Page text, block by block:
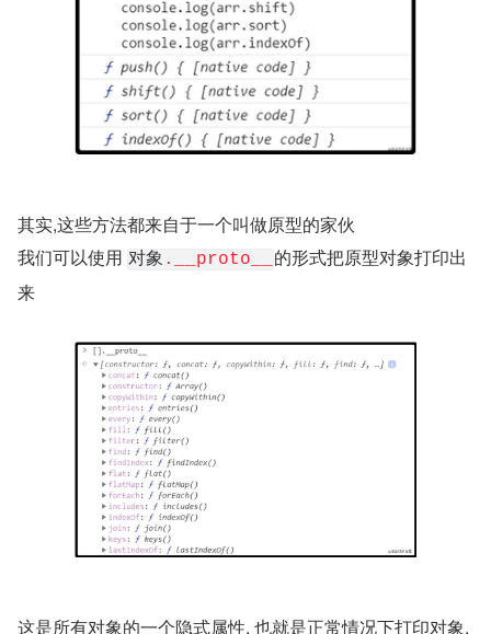
其实,这些方法都来自于一个叫做原型的家伙
我们可以使用 对象 .__proto__
的形式把原型对象打印出
来
这是所有对象的一个隐式属性, 也就是正常情况下打印对象,